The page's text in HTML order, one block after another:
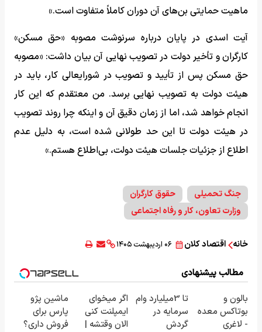
ماهیت حمایتی بن‌های آن دوران کاملاً متفاوت است.»
آیت اسدی در پایان درباره سرنوشت مصوبه «حق مسکن»
کارگران و تأخیر دولت در تصویب نهایی آن بیان داشت: «مصوبه
حق مسکن پس از تأیید و تصویب در شورایعالی کار، باید در
هیئت دولت به تصویب نهایی برسد. من معتقدم که این کار
انجام خواهد شد، اما از زمان دقیق آن و اینکه چرا روند تصویب
در هیئت دولت تا این حد طولانی شده است، به دلیل عدم
اطلاع از جزئیات جلسات هیئت دولت، بی‌اطلاع هستم.»
جنگ تحمیلی
حقوق کارگران
وزارت تعاون، کار و رفاه اجتماعی
خانه اقتصاد کلان ۰۶ اردیبهشت ۱۴۰۵
مطالب پیشنهادی
بالون و
بوتاکس معده
- لاغری
تا 3میلیارد وام
سرمایه در
گردش
اگر میخوای
ایمپلنت کنی
الان وقتشه |
ماشین پژو
پارس برای
فروش داری؟